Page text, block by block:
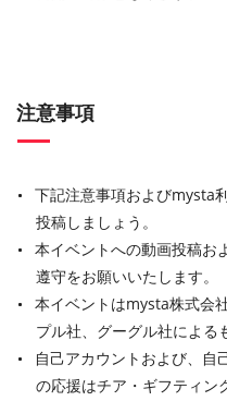
注意事項
下記注意事項およびmysta
投稿しましょう。
本イベントへの動画投稿お
遵守をお願いいたします。
本イベントはmysta株式会
プル社、グーグル社による
自己アカウントおよび、自
の応援はチア・ギフティン